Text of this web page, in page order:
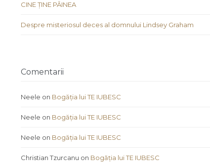
CINE ȚINE PÂINEA
Despre misteriosul deces al domnului Lindsey Graham
Comentarii
Neele on Bogăția lui TE IUBESC
Neele on Bogăția lui TE IUBESC
Neele on Bogăția lui TE IUBESC
Christian Tzurcanu on Bogăția lui TE IUBESC